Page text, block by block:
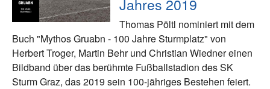
Jahres 2019
Thomas Pöltl nominiert mit dem
Buch "Mythos Gruabn - 100 Jahre Sturmplatz" von
Herbert Troger, Martin Behr und Christian Wiedner einen
Bildband über das berühmte Fußballstadion des SK
Sturm Graz, das 2019 sein 100-jähriges Bestehen feiert.